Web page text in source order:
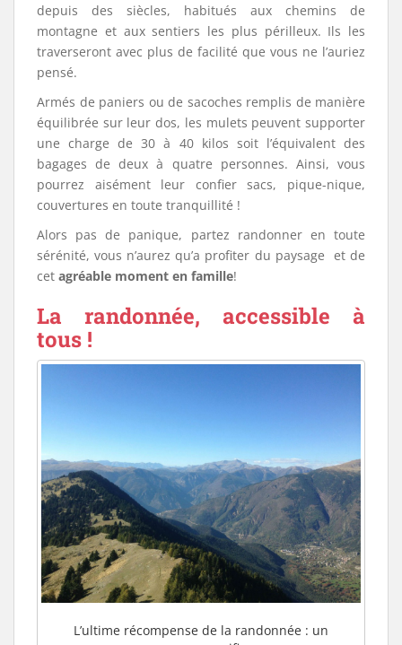
depuis des siècles, habitués aux chemins de
montagne et aux sentiers les plus périlleux. Ils les
traverseront avec plus de facilité que vous ne l’auriez
pensé.
Armés de paniers ou de sacoches remplis de manière
équilibrée sur leur dos, les mulets peuvent supporter
une charge de 30 à 40 kilos soit l’équivalent des
bagages de deux à quatre personnes. Ainsi, vous
pourrez aisément leur confier sacs, pique-nique,
couvertures en toute tranquillité !
Alors pas de panique, partez randonner en toute
sérénité, vous n’aurez qu’a profiter du paysage et de
cet agréable moment en famille!
La randonnée, accessible à
tous !
L’ultime récompense de la randonnée : un